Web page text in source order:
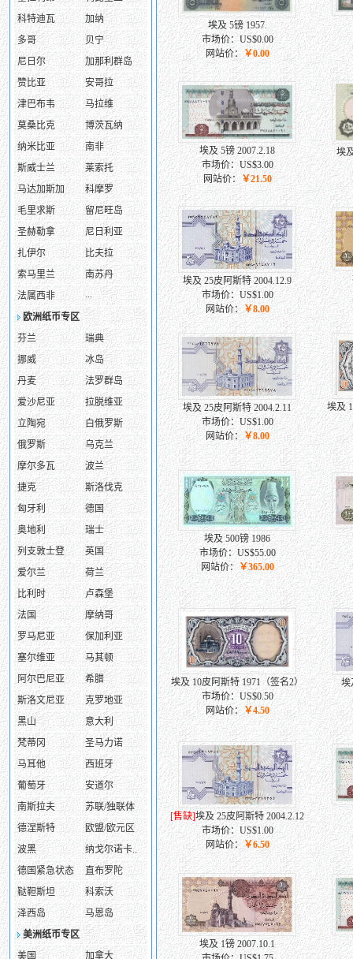
科特迪瓦
加纳
多哥
贝宁
尼日尔
加那利群岛
赞比亚
安哥拉
津巴布韦
马拉维
莫桑比克
博茨瓦纳
纳米比亚
南非
斯威士兰
莱索托
马达加斯加
科摩罗
毛里求斯
留尼旺岛
圣赫勒拿
尼日利亚
扎伊尔
比夫拉
索马里兰
南苏丹
法属西非
...
欧洲纸币专区
芬兰
瑞典
挪威
冰岛
丹麦
法罗群岛
爱沙尼亚
拉脱维亚
立陶宛
白俄罗斯
俄罗斯
乌克兰
摩尔多瓦
波兰
捷克
斯洛伐克
匈牙利
德国
奥地利
瑞士
列支敦士登
英国
爱尔兰
荷兰
比利时
卢森堡
法国
摩纳哥
罗马尼亚
保加利亚
塞尔维亚
马其顿
阿尔巴尼亚
希腊
斯洛文尼亚
克罗地亚
黑山
意大利
梵蒂冈
圣马力诺
马耳他
西班牙
葡萄牙
安道尔
南斯拉夫
苏联/独联体
德涅斯特
欧盟/欧元区
波黑
纳戈尔诺卡..
德国紧急状态
直布罗陀
鞑靼斯坦
科索沃
泽西岛
马恩岛
美洲纸币专区
美国
加拿大
埃及 5镑 1957.
市场价：US$0.00
网站价： ￥0.00
埃及 5镑 2007.2.18
市场价：US$3.00
网站价： ￥21.50
埃
埃及 25皮阿斯特 2004.12.9
市场价：US$1.00
网站价：￥8.00
埃及 25皮阿斯特 2004.2.11
市场价：US$1.00
网站价：￥8.00
埃及
埃及 500镑 1986
市场价：US$55.00
网站价：￥365.00
埃及 10皮阿斯特 1971（签名2）
市场价：US$0.50
网站价：￥4.50
埃
[售缺]埃及 25皮阿斯特 2004.2.12
市场价：US$1.00
网站价：￥6.50
埃及 1镑 2007.10.1